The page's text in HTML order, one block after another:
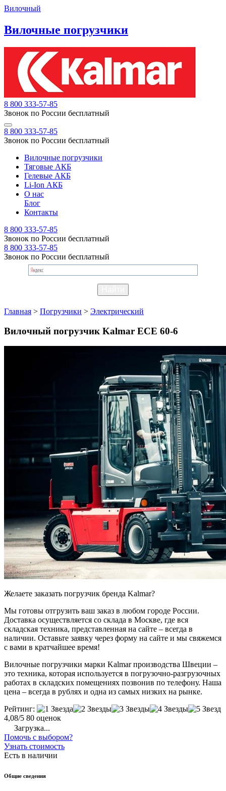
Вилочный
Вилочные погрузчики
8 800 333-57-85
Звонок по России бесплатный
8 800 333-57-85
Звонок по России бесплатный
Вилочные погрузчики
Тяговые АКБ
Гелевые АКБ
Li-Ion АКБ
О нас
Блог
Контакты
8 800 333-57-85
Звонок по России бесплатный
8 800 333-57-85
Звонок по России бесплатный
Главная > Погрузчики > Электрический
Вилочный погрузчик Kalmar ECE 60-6
Желаете заказать погрузчик бренда Kalmar?
Мы готовы отгрузить ваш заказ в любом городе России.
Доставка осуществляется со склада в Москве, где вся
складская техника, представленная на сайте – всегда в
наличии. Оставьте заявку через форму на сайте и мы свяжемся
с вами в кратчайшее время!
Вилочные погрузчики марки Kalmar производства Швеции –
это техника, которая используется в погрузочно-разгрузочных
работах в складских помещениях позвонив по телефону. Наша
цена – всегда в рублях и одна из самых низких на рынке.
Рейтинг:
4,08/5 80 оценок
Загрузка...
Помочь с выбором?
Узнать стоимость
Есть в наличии
Общие сведения